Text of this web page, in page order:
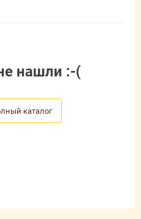
нашли :-(
каталог